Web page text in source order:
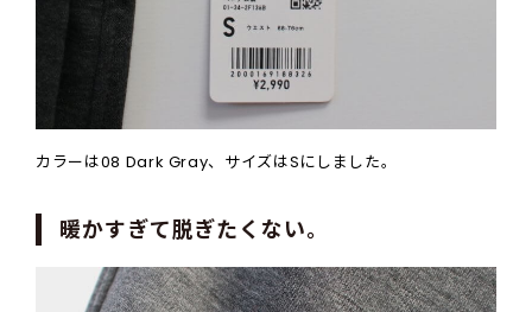
カラーは08 Dark Gray、サイズはSにしました。
暖かすぎて脱ぎたくない。